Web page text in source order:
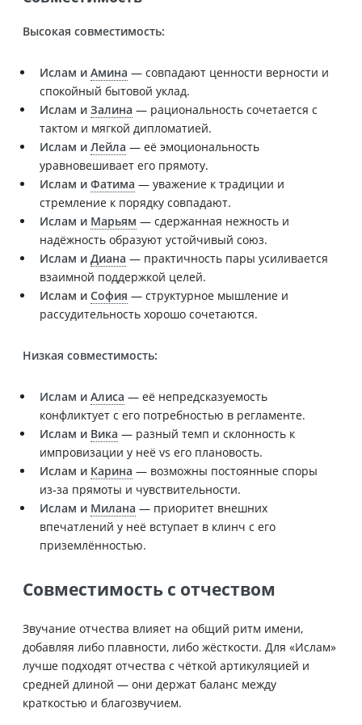
Высокая совместимость:
Ислам и Амина — совпадают ценности верности и
спокойный бытовой уклад.
Ислам и Залина — рациональность сочетается с
тактом и мягкой дипломатией.
Ислам и Лейла — её эмоциональность
уравновешивает его прямоту.
Ислам и Фатима — уважение к традиции и
стремление к порядку совпадают.
Ислам и Марьям — сдержанная нежность и
надёжность образуют устойчивый союз.
Ислам и Диана — практичность пары усиливается
взаимной поддержкой целей.
Ислам и София — структурное мышление и
рассудительность хорошо сочетаются.
Низкая совместимость:
Ислам и Алиса — её непредсказуемость
конфликтует с его потребностью в регламенте.
Ислам и Вика — разный темп и склонность к
импровизации у неё vs его плановость.
Ислам и Карина — возможны постоянные споры
из‑за прямоты и чувствительности.
Ислам и Милана — приоритет внешних
впечатлений у неё вступает в клинч с его
приземлённостью.
Совместимость с отчеством
Звучание отчества влияет на общий ритм имени,
добавляя либо плавности, либо жёсткости. Для «Ислам»
лучше подходят отчества с чёткой артикуляцией и
средней длиной — они держат баланс между
краткостью и благозвучием.